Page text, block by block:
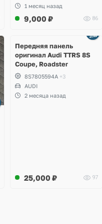
1 месяц назад
9,000 ₽ 86
Передняя панель
оригинал Audi TTRS 8S
Coupe, Roadster
8S7805594A +3
AUDI
2 месяца назад
25,000 ₽ 97